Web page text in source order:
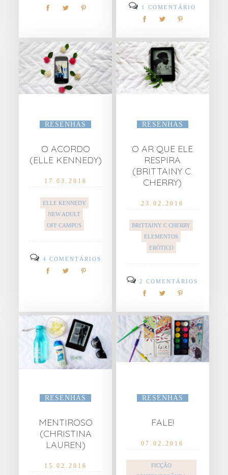
COMENTÁRIOS
1 COMENTÁRIO
RESENHAS
O ACORDO
(ELLE KENNEDY)
17.03.2016
ELLE KENNEDY
NEW ADULT
OFF CAMPUS
4 COMENTÁRIOS
RESENHAS
O AR QUE ELE
RESPIRA
(BRITTAINY C.
CHERRY)
23.02.2016
BRITTAINY C CHERRY
ELEMENTOS
ERÓTICO
2 COMENTÁRIOS
RESENHAS
MENTIROSO
(CHRISTINA
LAUREN)
15.02.2016
RESENHAS
FALE!
07.02.2016
FICÇÃO